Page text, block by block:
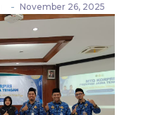
- November 26, 2025